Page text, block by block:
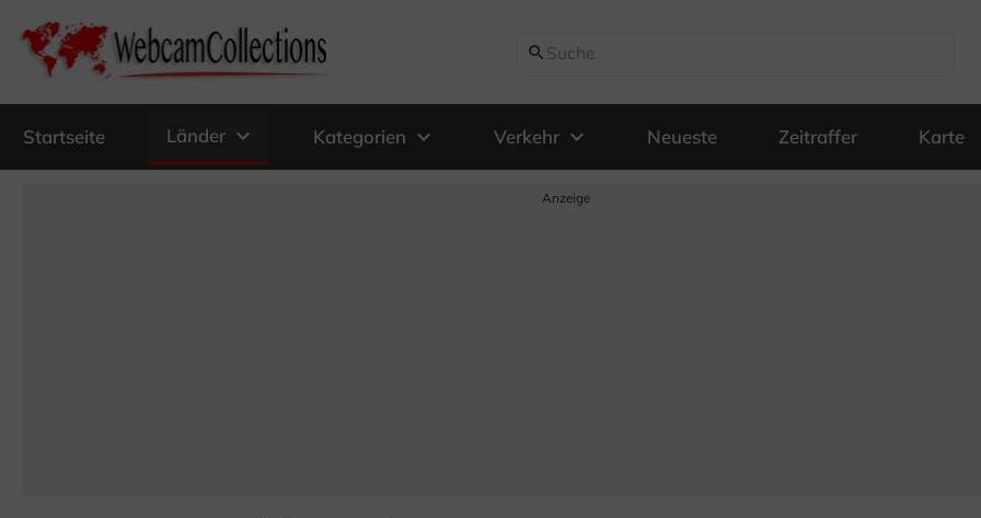
search
Startseite Länder expand_more Kategorien expand_more Verkehr expand_more Neueste Zeitraffer Karte
Anzeige